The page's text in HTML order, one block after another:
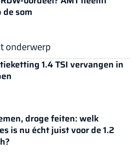
de som
onderwerp
1.4 TSI vervangen in
droge feiten: welk
is nu écht juist voor de 1.2